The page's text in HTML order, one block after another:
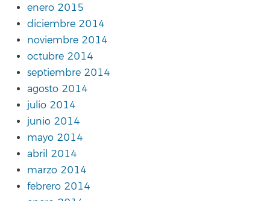
enero 2015
diciembre 2014
noviembre 2014
octubre 2014
septiembre 2014
agosto 2014
julio 2014
junio 2014
mayo 2014
abril 2014
marzo 2014
febrero 2014